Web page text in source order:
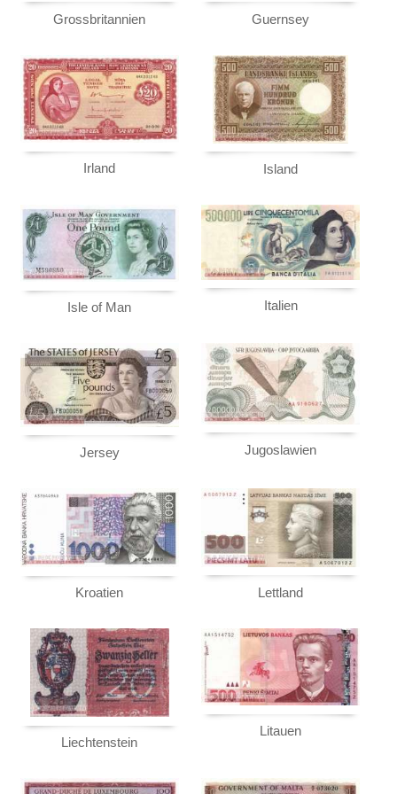
Russland
San Marino
Schottland
Schweden
Serbien
Slowenien
Spanien
Spitzbergen
Tatarstan
Tschechische Republik
Tschechoslowakei
Türkei
Ukraine
Vatikan
Weissrussland
Zypern
Grossbritannien Guernsey
Irland Island
Isle of Man Italien
Jersey Jugoslawien
Kroatien Lettland
Liechtenstein
Litauen